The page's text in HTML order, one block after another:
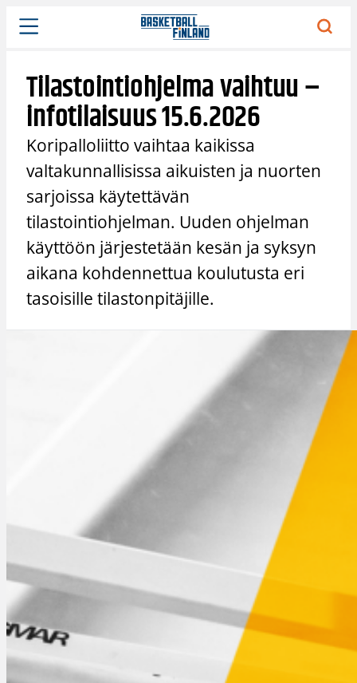
Siirry
sisältöön
Tilastointiohjelma vaihtuu –
infotilaisuus 15.6.2026
Koripalloliitto vaihtaa kaikissa
valtakunnallisissa aikuisten ja nuorten
sarjoissa käytettävän
tilastointiohjelman. Uuden ohjelman
käyttöön järjestetään kesän ja syksyn
aikana kohdennettua koulutusta eri
tasoisille tilastonpitäjille.